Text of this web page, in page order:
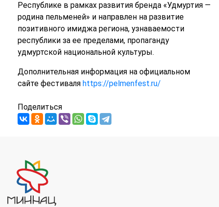
Республике в рамках развития бренда «Удмуртия —
родина пельменей» и направлен на развитие
позитивного имиджа региона, узнаваемости
республики за ее пределами, пропаганду
удмуртской национальной культуры.
Дополнительная информация на официальном
сайте фестиваля https://pelmenfest.ru/
Поделиться